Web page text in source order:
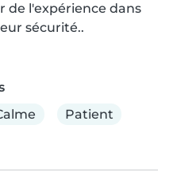
de l'expérience dans
sécurité..
Patient